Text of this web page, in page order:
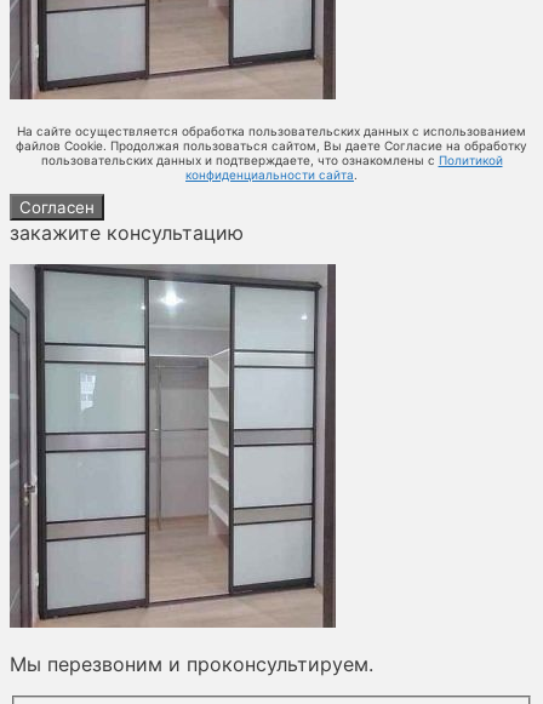
На сайте осуществляется обработка пользовательских данных с использованием
файлов Cookie. Продолжая пользоваться сайтом, Вы даете Согласие на обработку
пользовательских данных и подтверждаете, что ознакомлены с Политикой
конфиденциальности сайта
Согласен
закажите консультацию
Мы перезвоним и проконсультируем.